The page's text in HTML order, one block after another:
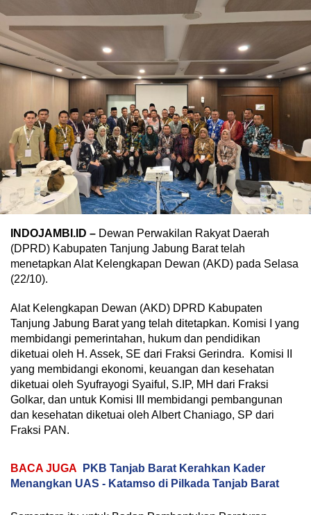
INDOJAMBI.ID – Dewan Perwakilan Rakyat Daerah
(DPRD) Kabupaten Tanjung Jabung Barat telah
menetapkan Alat Kelengkapan Dewan (AKD) pada Selasa
(22/10).
Alat Kelengkapan Dewan (AKD) DPRD Kabupaten
Tanjung Jabung Barat yang telah ditetapkan. Komisi I yang
membidangi pemerintahan, hukum dan pendidikan
diketuai oleh H. Assek, SE dari Fraksi Gerindra. Komisi II
yang membidangi ekonomi, keuangan dan kesehatan
diketuai oleh Syufrayogi Syaiful, S.IP, MH dari Fraksi
Golkar, dan untuk Komisi III membidangi pembangunan
dan kesehatan diketuai oleh Albert Chaniago, SP dari
Fraksi PAN.
BACA JUGA
PKB Tanjab Barat Kerahkan Kader
Menangkan UAS - Katamso di Pilkada Tanjab Barat